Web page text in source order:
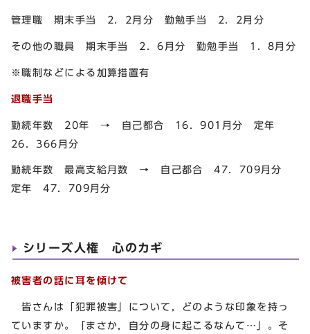
管理職 期末手当 2．2月分 勤勉手当 2．2月分
その他の職員 期末手当 2．6月分 勤勉手当 1．8月分
※職制などによる加算措置有
退職手当
勤続年数 20年 → 自己都合 16．901月分 定年
26．366月分
勤続年数 最高支給月数 → 自己都合 47．709月分
定年 47．709月分
シリーズ人権 心のカギ
被害者の話に耳を傾けて
皆さんは「犯罪被害」について，どのような印象を持っ
ていますか。「まさか，自分の身に起こるなんて…」。そ